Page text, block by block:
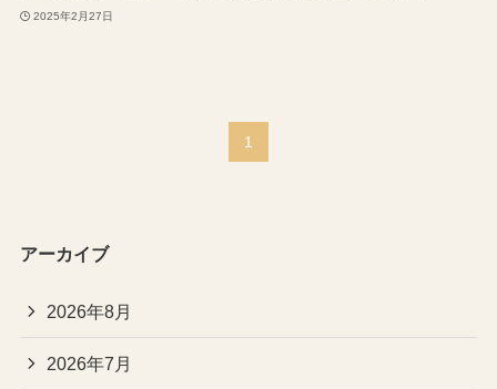
2025年2月27日
1
アーカイブ
2026年8月
2026年7月